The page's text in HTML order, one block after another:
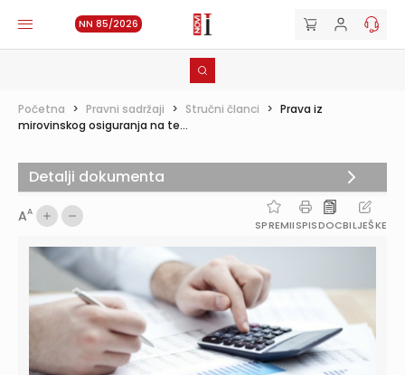
NN 85/2026
Početna > Pravni sadržaji > Stručni članci > Prava iz
mirovinskog osiguranja na te...
AA
SPREMIISPISDOCBILJEŠKE
Detalji dokumenta